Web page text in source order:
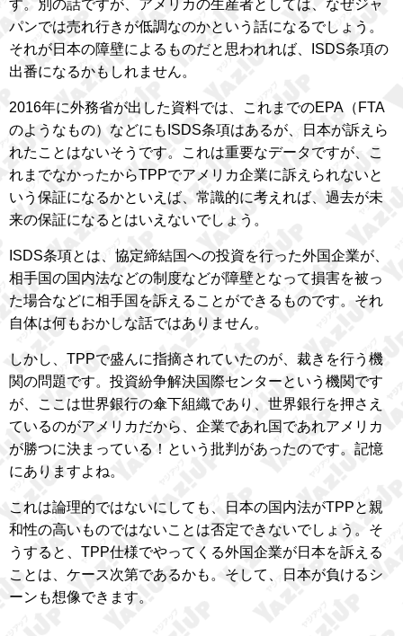
す。別の話ですが、アメリカの生産者としては、なぜジャ
パンでは売れ行きが低調なのかという話になるでしょう。
それが日本の障壁によるものだと思われれば、ISDS条項の
出番になるかもしれません。
2016年に外務省が出した資料では、これまでのEPA（FTA
のようなもの）などにもISDS条項はあるが、日本が訴えら
れたことはないそうです。これは重要なデータですが、こ
れまでなかったからTPPでアメリカ企業に訴えられないと
いう保証になるかといえば、常識的に考えれば、過去が未
来の保証になるとはいえないでしょう。
ISDS条項とは、協定締結国への投資を行った外国企業が、
相手国の国内法などの制度などが障壁となって損害を被っ
た場合などに相手国を訴えることができるものです。それ
自体は何もおかしな話ではありません。
しかし、TPPで盛んに指摘されていたのが、裁きを行う機
関の問題です。投資紛争解決国際センターという機関です
が、ここは世界銀行の傘下組織であり、世界銀行を押さえ
ているのがアメリカだから、企業であれ国であれアメリカ
が勝つに決まっている！という批判があったのです。記憶
にありますよね。
これは論理的ではないにしても、日本の国内法がTPPと親
和性の高いものではないことは否定できないでしょう。そ
うすると、TPP仕様でやってくる外国企業が日本を訴える
ことは、ケース次第であるかも。そして、日本が負けるシ
ーンも想像できます。